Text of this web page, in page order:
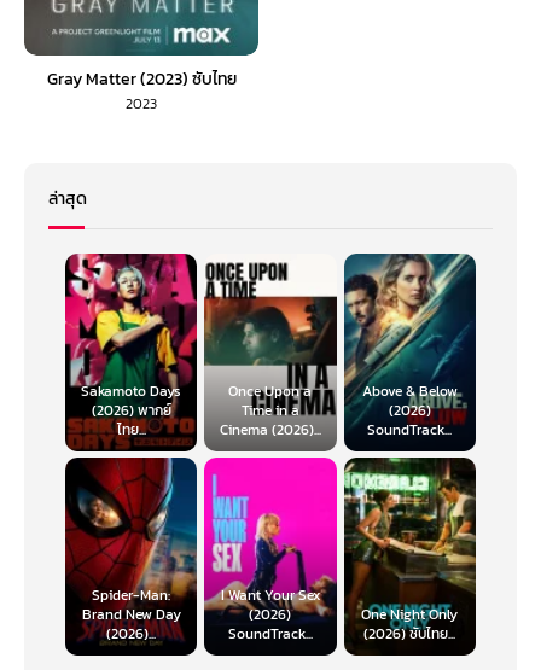
Gray Matter (2023) ซับไทย
2023
ล่าสุด
Sakamoto Days
(2026) พากย์
ไทย...
Once Upon a
Time in a
Cinema (2026)...
Above & Below
(2026)
SoundTrack...
Spider-Man:
Brand New Day
(2026)...
I Want Your Sex
(2026)
SoundTrack...
One Night Only
(2026) ซับไทย...